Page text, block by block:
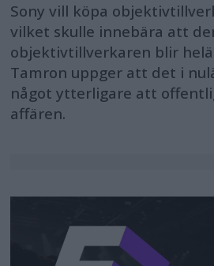
Sony vill köpa
vilket skulle innebära att
objektivtillverkaren blir
Tamron uppger att det i
något ytterligare att
affären.